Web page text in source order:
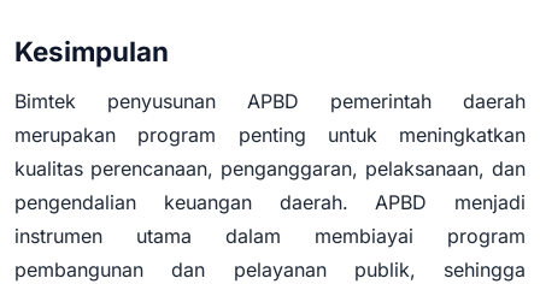
Kesimpulan
Bimtek penyusunan APBD pemerintah daerah
merupakan program penting untuk meningkatkan
kualitas perencanaan, penganggaran, pelaksanaan, dan
pengendalian keuangan daerah. APBD menjadi
instrumen utama dalam membiayai program
pembangunan dan pelayanan publik, sehingga